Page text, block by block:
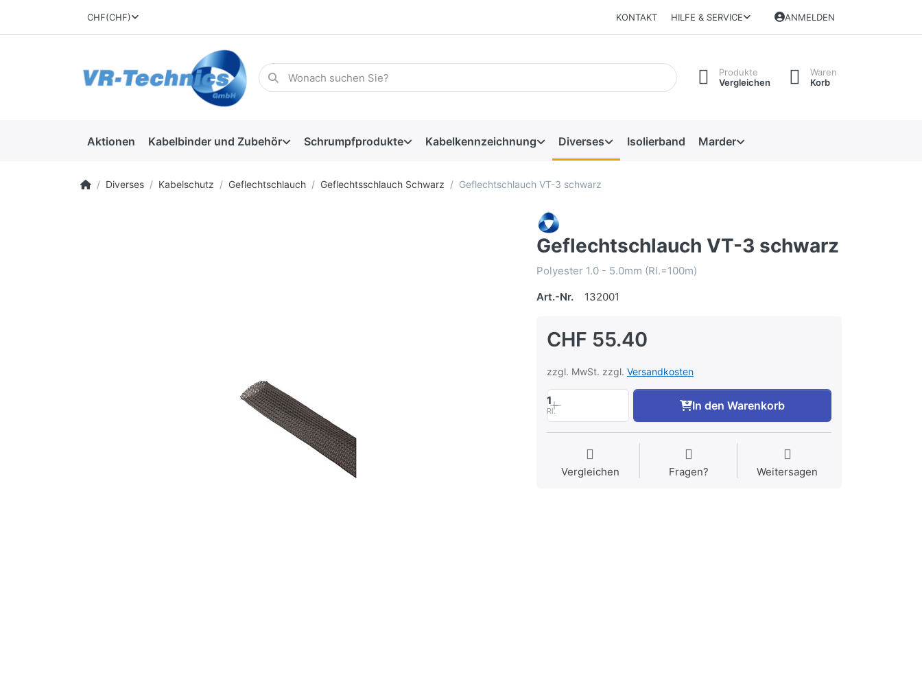
CHF(CHF) KONTAKT HILFE & SERVICE ANMELDEN
Produkte
Vergleichen
Waren
Korb
Aktionen Kabelbinder und Zubehör Schrumpfprodukte Kabelkennzeichnung Diverses Isolierband Marder
Diverses Kabelschutz Geflechtschlauch Geflechtsschlauch Schwarz Geflechtschlauch VT-3 schwarz
Geflechtschlauch VT-3 schwarz
Polyester 1.0 - 5.0mm (Rl.=100m)
Art.-Nr.
132001
CHF 55.40
zzgl. MwSt. zzgl. Versandkosten
1
Rl. In den Warenkorb
Vergleichen Fragen? Weitersagen